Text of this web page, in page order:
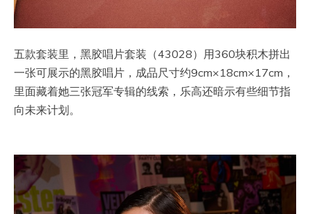
五款套装里，黑胶唱片套装（43028）用360块积木拼出
一张可展示的黑胶唱片，成品尺寸约9cm×18cm×17cm，
里面藏着她三张冠军专辑的线索，乐高还暗示有些细节指
向未来计划。